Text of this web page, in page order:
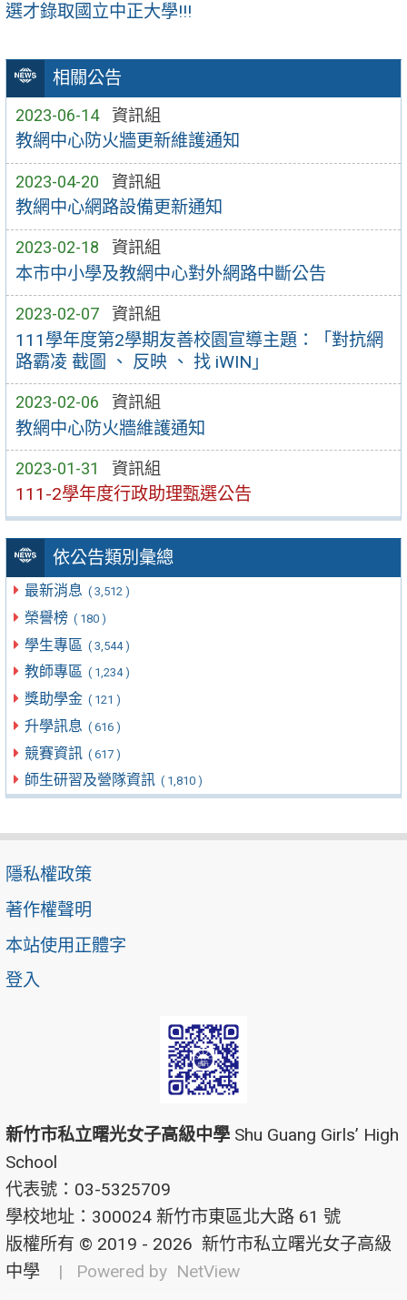
相關公告
2023-06-14 資訊組
教網中心防火牆更新維護通知
2023-04-20 資訊組
教網中心網路設備更新通知
2023-02-18 資訊組
本市中小學及教網中心對外網路中斷公告
2023-02-07 資訊組
111學年度第2學期友善校園宣導主題：「對抗網
路霸凌 截圖 、 反映 、 找 iWIN」
2023-02-06 資訊組
教網中心防火牆維護通知
2023-01-31 資訊組
111-2學年度行政助理甄選公告
依公告類別彙總
最新消息 ( 3,512 )
榮譽榜 ( 180 )
學生專區 ( 3,544 )
教師專區 ( 1,234 )
獎助學金 ( 121 )
升學訊息 ( 616 )
競賽資訊 ( 617 )
師生研習及營隊資訊 ( 1,810 )
選才錄取國立中正大學!!!
隱私權政策
著作權聲明
本站使用正體字
登入
新竹市私立曙光女子高級中學 Shu Guang Girls’ High
School
代表號：03-5325709
學校地址：300024 新竹市東區北大路 61 號
版權所有 © 2019 - 2026 新竹市私立曙光女子高級
中學
| Powered by NetView